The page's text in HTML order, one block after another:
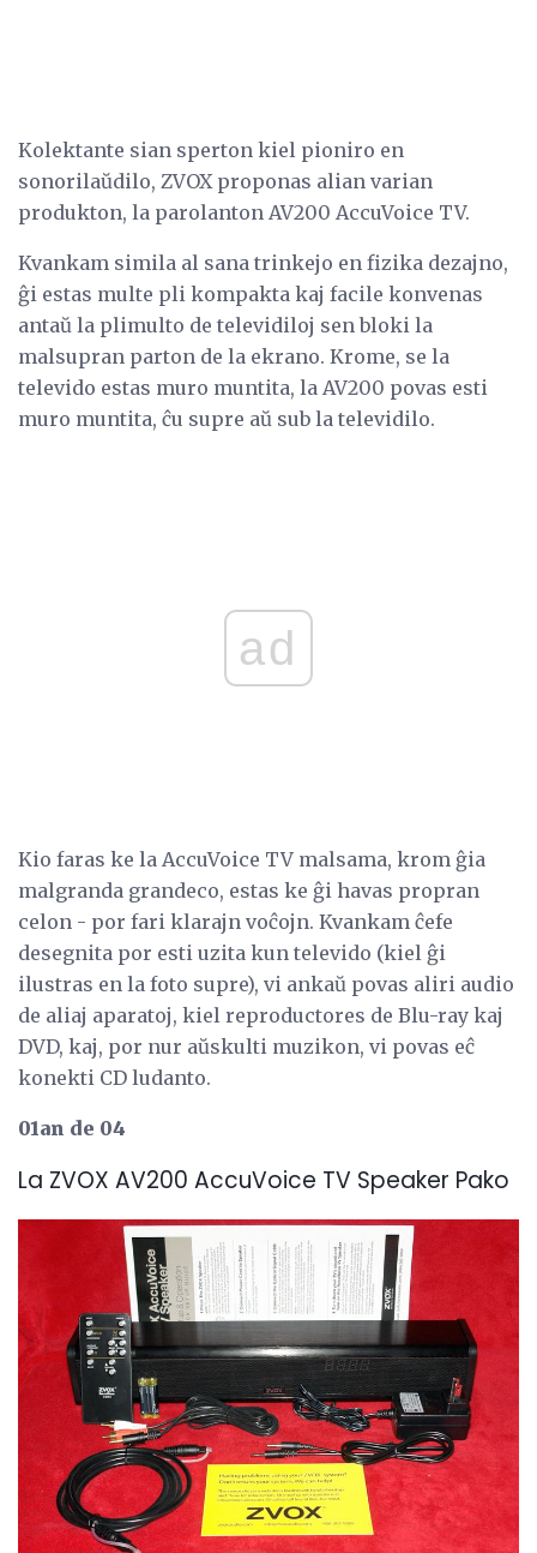
Kolektante sian sperton kiel pioniro en
sonorilaŭdilo, ZVOX proponas alian varian
produkton, la parolanton AV200 AccuVoice TV.
Kvankam simila al sana trinkejo en fizika dezajno,
ĝi estas multe pli kompakta kaj facile konvenas
antaŭ la plimulto de televidiloj sen bloki la
malsupran parton de la ekrano. Krome, se la
televido estas muro muntita, la AV200 povas esti
muro muntita, ĉu supre aŭ sub la televidilo.
ad
Kio faras ke la AccuVoice TV malsama, krom ĝia
malgranda grandeco, estas ke ĝi havas propran
celon - por fari klarajn voĉojn. Kvankam ĉefe
desegnita por esti uzita kun televido (kiel ĝi
ilustras en la foto supre), vi ankaŭ povas aliri audio
de aliaj aparatoj, kiel reproductores de Blu-ray kaj
DVD, kaj, por nur aŭskulti muzikon, vi povas eĉ
konekti CD ludanto.
01an de 04
La ZVOX AV200 AccuVoice TV Speaker Pako